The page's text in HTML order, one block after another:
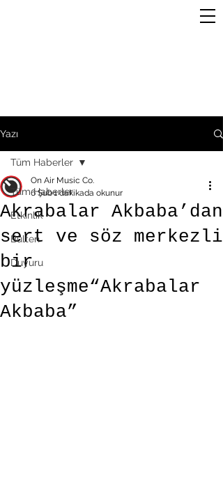
Yazı
Tüm Haberler
Etkinlik
Bülten
Duyuru
Tüm Haberler
Akrabalar Akbaba’dan
sert ve söz merkezli
bir
yüzleşme“Akrabalar
Akbaba”
On Air Music Co.
6 Şub1 dakikada okunur